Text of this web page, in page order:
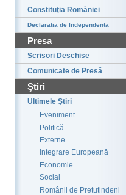
Constituţia României
Declaratia de Independenta
Presa
Scrisori Deschise
Comunicate de Presă
Ştiri
Ultimele Ştiri
Eveniment
Politică
Externe
Integrare Europeană
Economie
Social
Românii de Pretutindeni